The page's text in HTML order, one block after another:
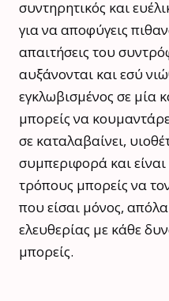
συντηρητικός και
για να αποφύγεις
απαιτήσεις του
αυξάνονται και εσύ
εγκλωβισμένος σε μία
μπορείς να
σε καταλαβαίνει,
συμπεριφορά και
τρόπους μπορείς να
που είσαι μόνος,
ελευθερίας με κάθε
μπορείς.